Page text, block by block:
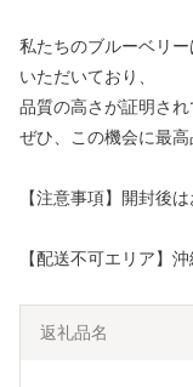
私たちのブルーベリ
いただいており、
品質の高さが証明され
ぜひ、この機会に最高
【注意事項】開封後
【配送不可エリア】
返礼品名